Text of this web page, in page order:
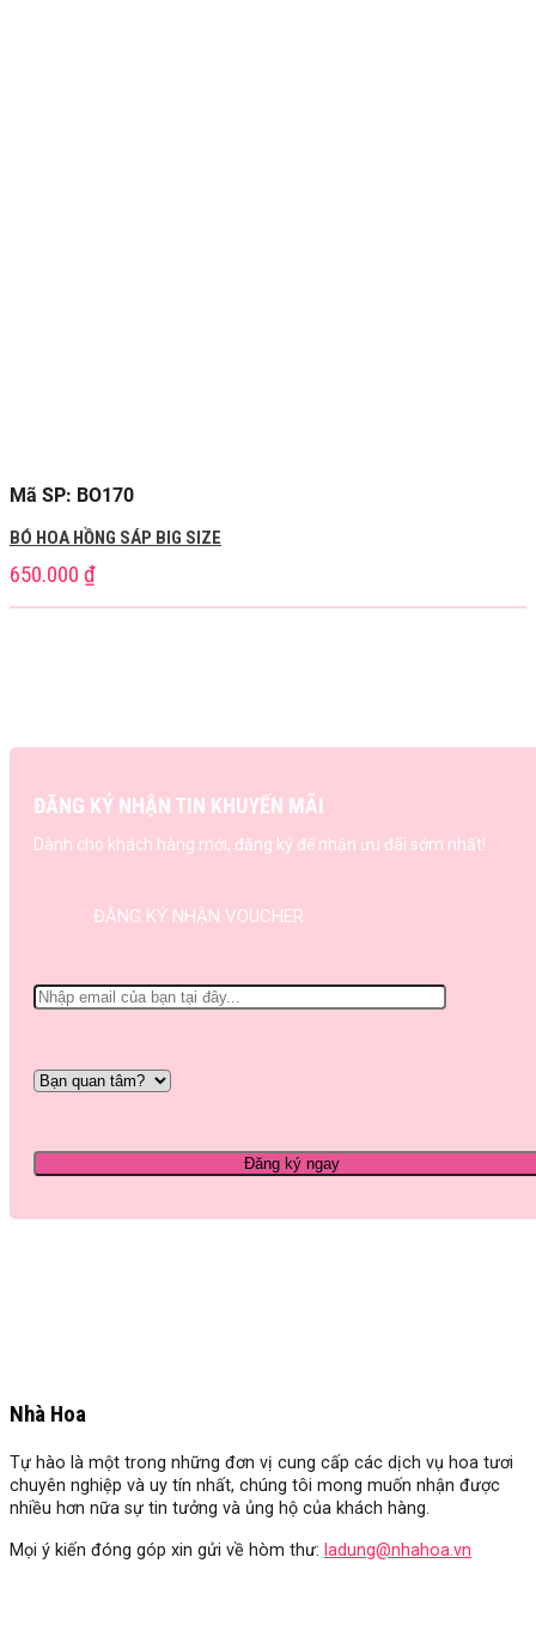
Mã SP: BO170
BÓ HOA HỒNG SÁP BIG SIZE
650.000 ₫
ĐĂNG KÝ NHẬN TIN KHUYẾN MÃI
Dành cho khách hàng mới, đăng ký để nhận ưu đãi sớm nhất!
ĐĂNG KÝ NHẬN VOUCHER
Nhà Hoa
Tự hào là một trong những đơn vị cung cấp các dịch vụ hoa tươi
chuyên nghiệp và uy tín nhất, chúng tôi mong muốn nhận được
nhiều hơn nữa sự tin tưởng và ủng hộ của khách hàng.
Mọi ý kiến đóng góp xin gửi về hòm thư: ladung@nhahoa.vn